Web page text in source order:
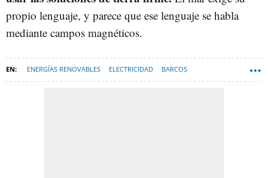
propio lenguaje, y parece que ese lenguaje se habla
mediante campos magnéticos.
ENERGÍAS RENOVABLES ELECTRICIDAD BARCOS